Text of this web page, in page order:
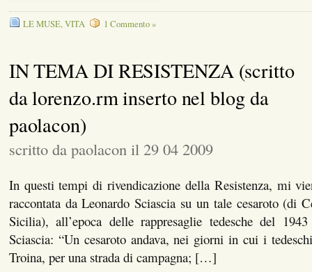
LE MUSE,VITA 1 Commento »
IN TEMA DI RESISTENZA (scritto
da lorenzo.rm inserto nel blog da
paolacon)
scritto da paolacon il 29 04 2009
In questi tempi di rivendicazione della Resistenza, mi
raccontata da Leonardo Sciascia su un tale cesaroto (di
Sicilia), all’epoca delle rappresaglie tedesche del
Sciascia: “Un cesaroto andava, nei giorni in cui i
Troina, per una strada di campagna; […]